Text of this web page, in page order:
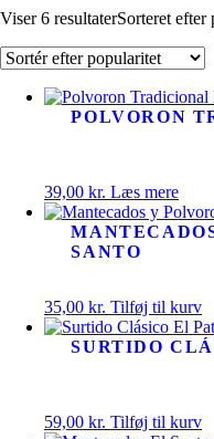
Viser 6 resultaterSorteret efter
POLVORON
39,00 kr. Læs mere
SANTO
35,00 kr. Tilføj til kurv
SURTIDO
59,00 kr. Tilføj til kurv